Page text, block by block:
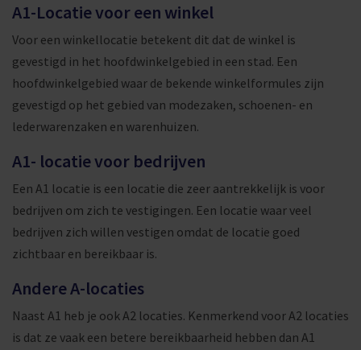
A1-Locatie voor een winkel
Voor een winkellocatie betekent dit dat de winkel is
gevestigd in het hoofdwinkelgebied in een stad. Een
hoofdwinkelgebied waar de bekende winkelformules zijn
gevestigd op het gebied van modezaken, schoenen- en
lederwarenzaken en warenhuizen.
A1- locatie voor bedrijven
Een A1 locatie is een locatie die zeer aantrekkelijk is voor
bedrijven om zich te vestigingen. Een locatie waar veel
bedrijven zich willen vestigen omdat de locatie goed
zichtbaar en bereikbaar is.
Andere A-locaties
Naast A1 heb je ook A2 locaties. Kenmerkend voor A2 locaties
is dat ze vaak een betere bereikbaarheid hebben dan A1